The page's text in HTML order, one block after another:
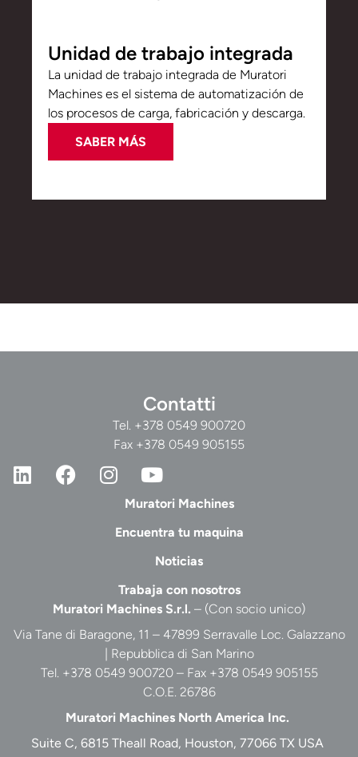
Unidad de trabajo integrada
La unidad de trabajo integrada de Muratori
Machines es el sistema de automatización de
los procesos de carga, fabricación y descarga.
SABER MÁS
Muratori Machines S.r.l. – (Con socio unico)
Via Tane di Baragone, 11 – 47899 Serravalle Loc. Galazzano
| Repubblica di San Marino
Tel. +378 0549 900720 – Fax +378 0549 905155
C.O.E. 26786
Muratori Machines North America Inc.
Suite C, 6815 Theall Road, Houston, 77066 TX USA
Muratori Machines
Encuentra tu maquina
Noticias
Trabaja con nosotros
Contatti
Tel. +378 0549 900720
Fax +378 0549 905155